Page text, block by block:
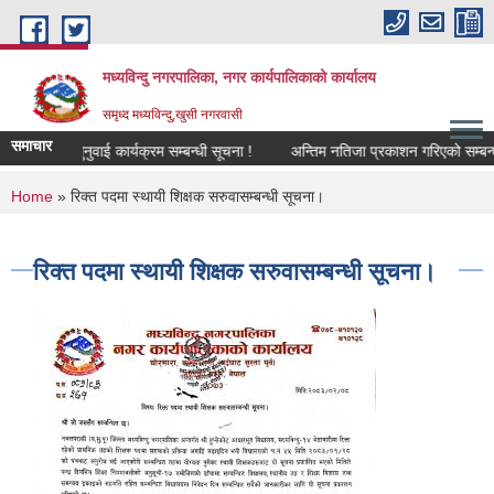
Skip to main content
मध्यविन्दु नगरपालिका, नगर कार्यपालिकाको कार्यालय
समृध्द मध्यविन्दु,खुसी नगरवासी
समाचारसुनुवाई कार्यक्रम सम्बन्धी सूचना ! अन्तिम नतिजा प्रकाशन गरिएको सम्बन्धमा
You are here
Home » रिक्त पदमा स्थायी शिक्षक सरुवासम्बन्धी सूचना।
रिक्त पदमा स्थायी शिक्षक सरुवासम्बन्धी सूचना।